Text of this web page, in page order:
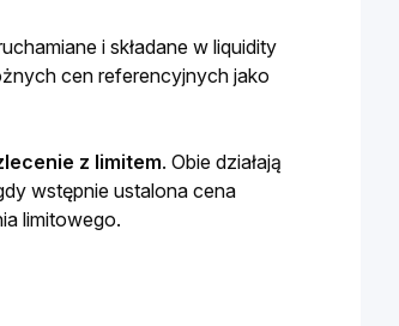
i składane w liquidity
cen referencyjnych jako
z limitem. Obie działają
wstępnie ustalona cena
limitowego.